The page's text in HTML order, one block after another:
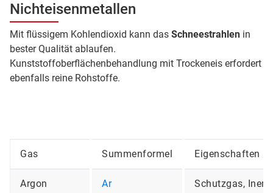
Nichteisenmetallen
Mit flüssigem Kohlendioxid kann das Schneestrahlen in
bester Qualität ablaufen.
Kunststoffoberflächenbehandlung mit Trockeneis erfordert
ebenfalls reine Rohstoffe.
Gas Summenformel Eigenschaften
Argon Ar Schutzgas,